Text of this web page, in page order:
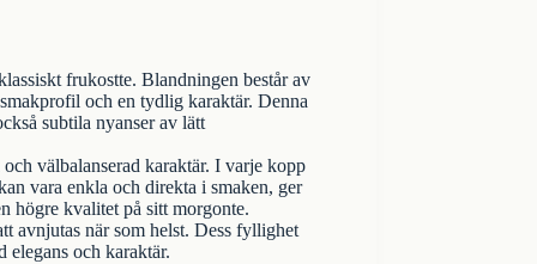
frukostte. Blandningen består av
och en tydlig karaktär. Denna
subtila nyanser av lätt
välbalanserad karaktär. I varje kopp
vara enkla och direkta i smaken, ger
högre kvalitet på sitt morgonte.
avnjutas när som helst. Dess fyllighet
elegans och karaktär.